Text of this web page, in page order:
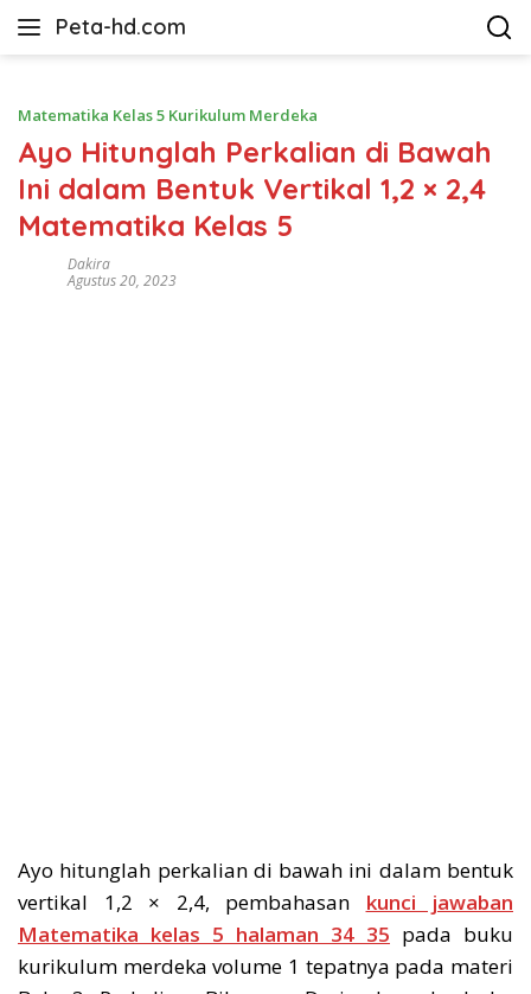
Peta-hd.com
Kumpulan
HD
Matematika Kelas 5 Kurikulum Merdeka
Ayo Hitunglah Perkalian di Bawah
Ini dalam Bentuk Vertikal 1,2 × 2,4
Matematika Kelas 5
Dakira
Agustus 20, 2023
Ayo hitunglah perkalian di bawah ini dalam bentuk
vertikal 1,2 × 2,4, pembahasan kunci jawaban
Matematika kelas 5 halaman 34 35 pada buku
kurikulum merdeka volume 1 tepatnya pada materi